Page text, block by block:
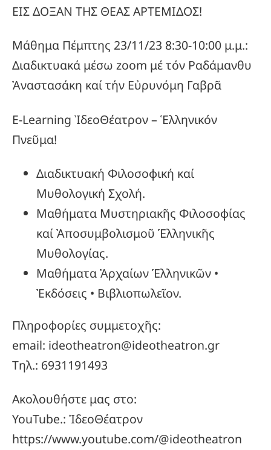
ΕΙΣ ΔΟΞΑΝ ΤΗΣ ΘΕΑΣ ΑΡΤΕΜΙΔΟΣ!
Μάθημα Πέμπτης 23/11/23 8:30-10:00 μ.μ.:
Διαδικτυακά μέσω zoom μέ τόν Ραδάμανθυ
Ἀναστασάκη καί τήν Εὐρυνόμη Γαβρᾶ
E-Learning ἸδεοΘέατρον – Ἑλληνικόν
Πνεῦμα!
Διαδικτυακή Φιλοσοφική καί
Μυθολογική Σχολή.
Μαθήματα Μυστηριακῆς Φιλοσοφίας
καί Ἀποσυμβολισμοῦ Ἑλληνικῆς
Μυθολογίας.
Μαθήματα Ἀρχαίων Ἑλληνικῶν •
Ἐκδόσεις • Βιβλιοπωλεῖον.
Πληροφορίες συμμετοχῆς:
email: ideotheatron@ideotheatron.gr
Τηλ.: 6931191493
Ακολουθήστε μας στο:
YouTube.: ἸδεοΘέατρον
https://www.youtube.com/@ideotheatron